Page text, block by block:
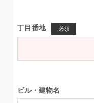
丁目番地 必須
ビル・建物名